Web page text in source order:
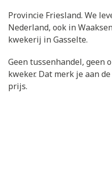
Provincie Friesland. We
Nederland, ook in
kwekerij in Gasselte.
Geen tussenhandel, geen
kweker. Dat merk je aan
prijs.